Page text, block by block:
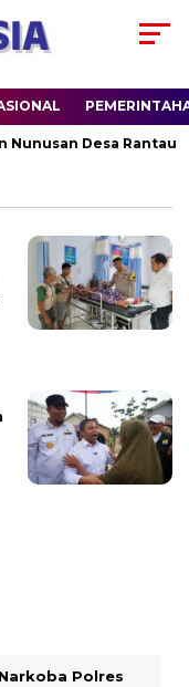
Desa Rantau
Polres